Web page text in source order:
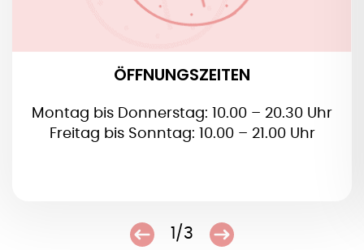
ÖFFNUNGSZEITEN
Montag bis Donnerstag: 10.00 – 20.30 Uhr
Freitag bis Sonntag: 10.00 – 21.00 Uhr
1/3